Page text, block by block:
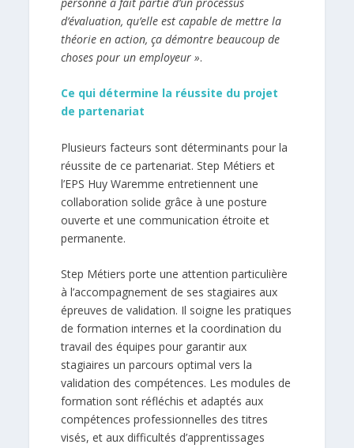
d’évaluation, qu’elle est capable de mettre la
théorie en action, ça démontre beaucoup de
choses pour un employeur ».
Ce qui détermine la réussite du projet
de partenariat
Plusieurs facteurs sont déterminants pour la
réussite de ce partenariat. Step Métiers et
l’EPS Huy Waremme entretiennent une
collaboration solide grâce à une posture
ouverte et une communication étroite et
permanente.
Step Métiers porte une attention particulière
à l’accompagnement de ses stagiaires aux
épreuves de validation. Il soigne les pratiques
de formation internes et la coordination du
travail des équipes pour garantir aux
stagiaires un parcours optimal vers la
validation des compétences. Les modules de
formation sont réfléchis et adaptés aux
compétences professionnelles des titres
visés, et aux difficultés d’apprentissages